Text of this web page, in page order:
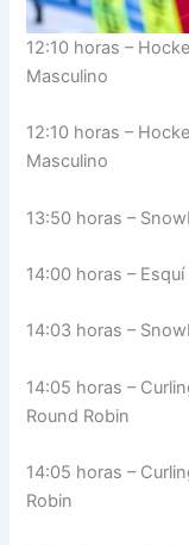
12:10 horas –
Masculino
12:10 horas –
Masculino
13:50 horas –
14:00 horas –
14:03 horas –
14:05 horas –
Round Robin
14:05 horas –
Robin